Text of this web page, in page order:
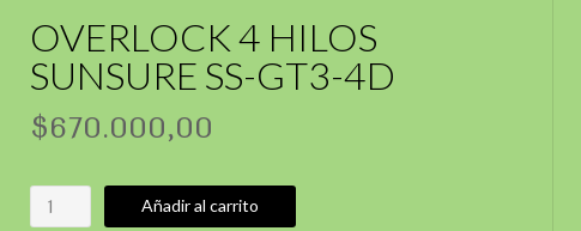
OVERLOCK 4 HILOS
SUNSURE SS-GT3-4D
$670.000,00
OVERLOCK
4
Añadir al carrito